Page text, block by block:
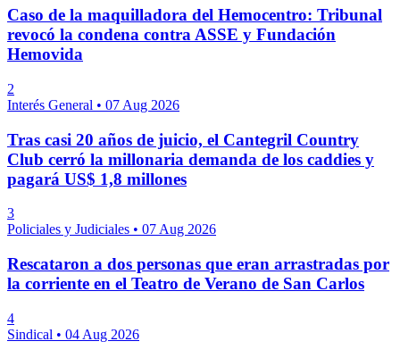
Caso de la maquilladora del Hemocentro: Tribunal
revocó la condena contra ASSE y Fundación
Hemovida
2
Interés General • 07 Aug 2026
Tras casi 20 años de juicio, el Cantegril Country
Club cerró la millonaria demanda de los caddies y
pagará US$ 1,8 millones
3
Policiales y Judiciales • 07 Aug 2026
Rescataron a dos personas que eran arrastradas por
la corriente en el Teatro de Verano de San Carlos
4
Sindical • 04 Aug 2026